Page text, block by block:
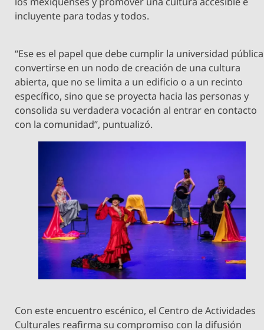
incluyente para todas y todos.
“Ese es el papel que debe cumplir la universidad
convertirse en un nodo de creación de una cultura
abierta, que no se limita a un edificio o a un recinto
específico, sino que se proyecta hacia las personas y
consolida su verdadera vocación al entrar en contacto
con la comunidad”, puntualizó.
Con este encuentro escénico, el Centro de Actividades
Culturales reafirma su compromiso con la difusión